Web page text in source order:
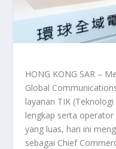
HONG KONG SAR –
Global
layanan TIK
lengkap serta
yang luas, hari ini
sebagai Chief